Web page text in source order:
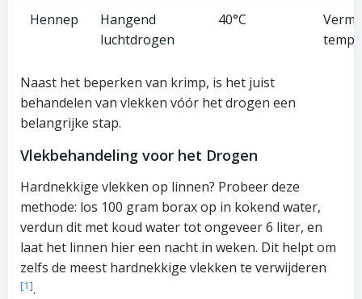
Hennep
Hangend
luchtdrogen
40°C
Naast het beperken van krimp, is het juist
behandelen van vlekken vóór het drogen een
belangrijke stap.
Vlekbehandeling voor het Drogen
Hardnekkige vlekken op linnen? Probeer deze
methode: los 100 gram borax op in kokend water,
verdun dit met koud water tot ongeveer 6 liter, en
laat het linnen hier een nacht in weken. Dit helpt om
zelfs de meest hardnekkige vlekken te verwijderen
[1].